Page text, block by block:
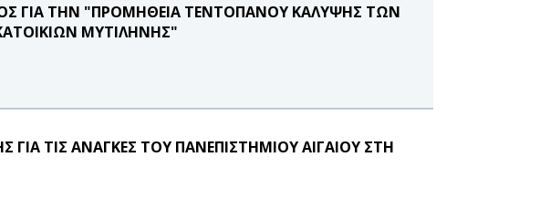
ΓΙΑ ΤΗΝ "ΠΡΟΜΗΘΕΙΑ ΤΕΝΤΟΠΑΝΟΥ ΚΑΛΥΨΗΣ ΤΩΝ
ΜΥΤΙΛΗΝΗΣ"
ΤΙΣ ΑΝΑΓΚΕΣ ΤΟΥ ΠΑΝΕΠΙΣΤΗΜΙΟΥ ΑΙΓΑΙΟΥ ΣΤΗ